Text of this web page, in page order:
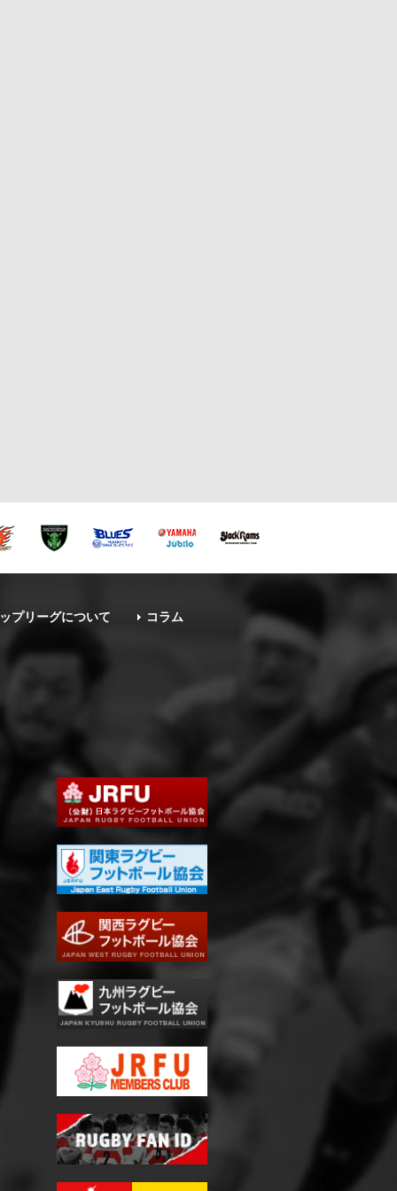
プリーグについて コラム